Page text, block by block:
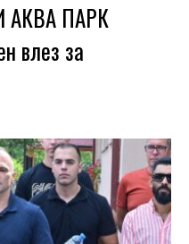
АКВА ПАРК
влез за